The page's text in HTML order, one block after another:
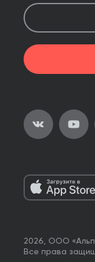
2026, ООО
Все права